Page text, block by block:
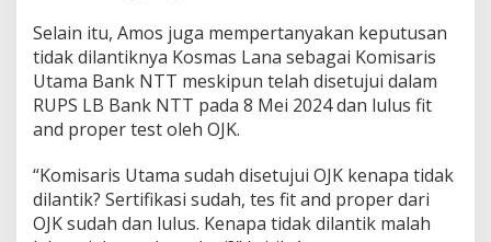
Selain itu, Amos juga mempertanyakan keputusan
tidak dilantiknya Kosmas Lana sebagai Komisaris
Utama Bank NTT meskipun telah disetujui dalam
RUPS LB Bank NTT pada 8 Mei 2024 dan lulus fit
and proper test oleh OJK.
“Komisaris Utama sudah disetujui OJK kenapa tidak
dilantik? Sertifikasi sudah, tes fit and proper dari
OJK sudah dan lulus. Kenapa tidak dilantik malah